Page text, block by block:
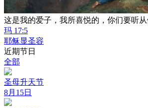
这是我的爱子，我所喜悦的，你们要听从
玛 17:5
耶稣显圣容
近期节日
全部
圣母升天节
8月15日